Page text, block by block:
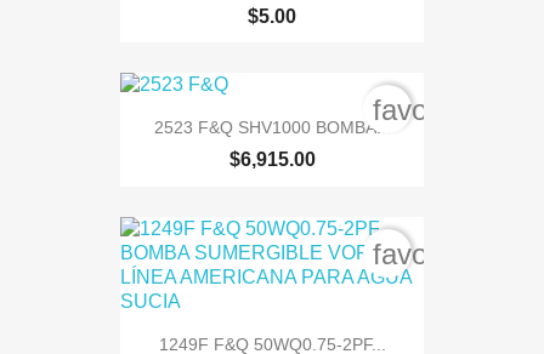
$5.00
2523 F&Q SHV1000 BOMBA...
$6,915.00
1249F F&Q 50WQ0.75-2PF...